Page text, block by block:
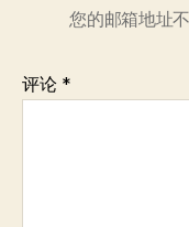
您的邮箱地址
评论 *